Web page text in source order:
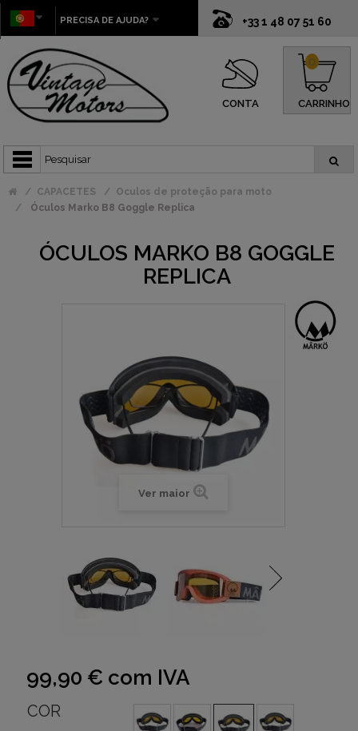
+33 1 48 07 51 60
PRECISA DE AJUDA?
CONTA CARRINHO
0
CAPACETES
Oculos de proteção para moto
Óculos Marko B8 Goggle Replica
ÓCULOS MARKO B8 GOGGLE
REPLICA
Ver maior
99,90 € com IVA
COR